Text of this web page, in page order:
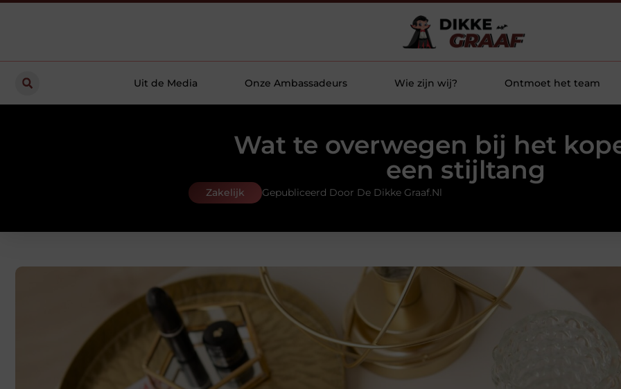
Uit de Media Onze Ambassadeurs Wie zijn wij? Ontmoet het team
Wat te overwegen bij het
een stijltang
Zakelijk Gepubliceerd Door De Dikke Graaf.nl